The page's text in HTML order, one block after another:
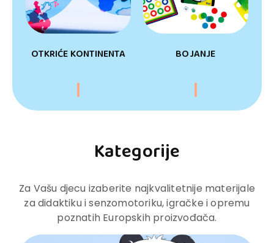
OTKRIĆE KONTINENTA BOJANJE
Kategorije
Za Vašu djecu izaberite najkvalitetnije materijale
za didaktiku i senzomotoriku, igračke i opremu
poznatih Europskih proizvođača.